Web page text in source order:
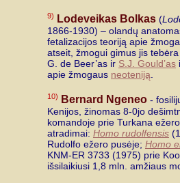
9) Lodeveikas Bolkas (
1866-1930) – olandų
fetalizacijos teoriją apie
atseit, žmogui gimus jis
G. de Beer’as ir S.J. Gould’as
apie žmogaus neoteniją
10) Bernard Ngeneo -
Kenijos, žinomas 8-0jo
komandoje prie Turkana
atradimai: Homo rudolfensis
Rudolfo ežero pusėje; Homo
KNM-ER 3733 (1975) prie
išsilaikiusi 1,8 mln. amžiaus